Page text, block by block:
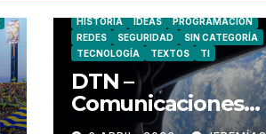
HISTORIA
IDEAS
PROGRAMACIÓN
REDES
SEGURIDAD
SIN CATEGORÍA
TECNOLOGÍA
TEXTOS TI
DTN –
Comunicaciones
tolerantes al